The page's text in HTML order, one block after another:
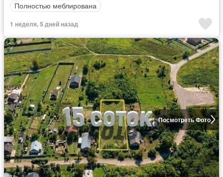
Полностью меблирована
1 неделя, 5 дней назад
Посмотреть Фото